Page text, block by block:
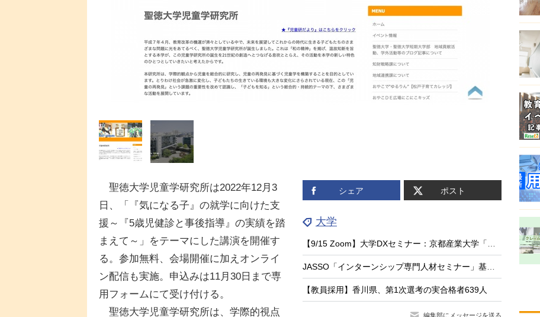
シェア ポスト
大学
【9/15 Zoom】大学DXセミナー：京都産業大学「学生を巻き込む、双方向・参加型の大人数講義DXへの挑戦」
JASSO「インターンシップ専門人材セミナー」基礎編9/15…大学等の先生が対象
【教員採用】香川県、第1次選考の実合格者639人
編集部にメッセージを送る
聖徳大学児童学研究所は2022年12月3
日、「『気になる子』の就学に向けた支
援～『5歳児健診と事後指導』の実績を踏
まえて～」をテーマにした講演を開催す
る。参加無料、会場開催に加えオンライ
ン配信も実施。申込みは11月30日まで専
用フォームにて受け付ける。
聖徳大学児童学研究所は、学際的視点